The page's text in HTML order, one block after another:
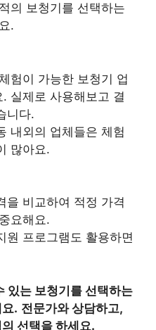
의 보청기를 선택하는
.
험이 가능한 보청기 업
실제로 사용해보고 결
니다.
내외의 업체들은 체험
많아요.
을 비교하여 적정 가격
요해요.
원 프로그램도 활용하면
있는 보청기를 선택하는
. 전문가와 상담하고,
선택을 하세요.